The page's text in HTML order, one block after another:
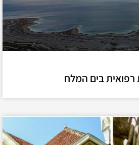
רפואית בים המלח